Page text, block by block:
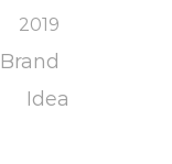
2019
Brand
Idea